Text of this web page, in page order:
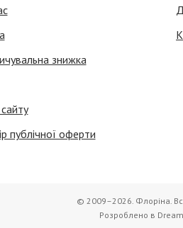
знижка
публічної оферти
© 2009–2026. Флоріна.
Розроблено в